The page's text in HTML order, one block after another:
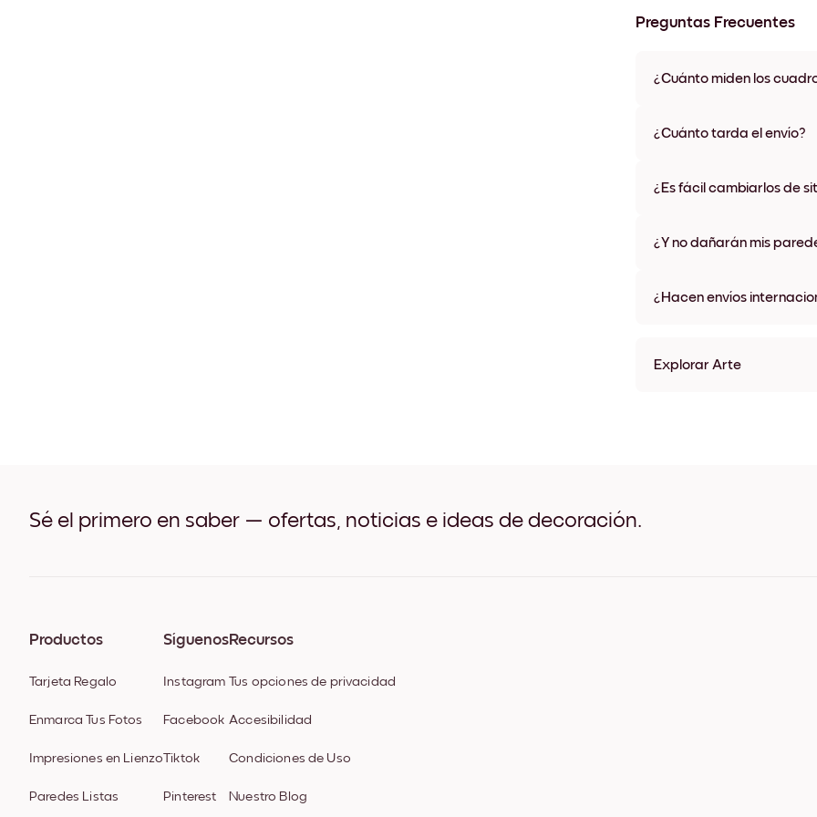
Preguntas Frecuentes
¿Cuánto miden los
materiales y colores de
¿Cuánto tarda el envío?
algunos países. Te
¿Es fácil cambiarlos de
¿Y no dañarán mis
¿Hacen envíos
Explorar Arte
Sé el primero en saber — ofertas, noticias e ideas de decoración.
Productos
Tarjeta Regalo
Enmarca Tus Fotos
Impresiones en Lienzo
Paredes Listas
Síguenos
Instagram
Facebook
Tiktok
Pinterest
Recursos
Tus opciones de privacidad
Accesibilidad
Condiciones de Uso
Nuestro Blog